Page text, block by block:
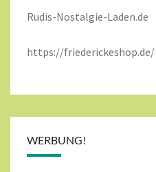
Rudis-Nostalgie-Laden.de
https://friederickeshop.de/
WERBUNG!